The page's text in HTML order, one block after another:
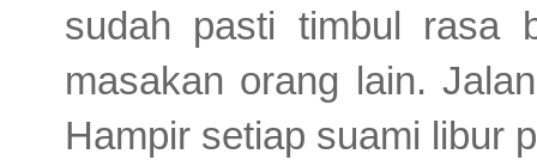
sudah pasti timbul rasa
masakan orang lain.
Hampir setiap suami libur